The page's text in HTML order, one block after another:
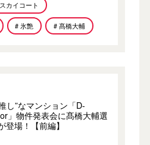
カイコート
# 氷艶 # 髙橋大輔
し”なマンション「D-
」物件発表会に髙橋大輔選
登場！【前編】